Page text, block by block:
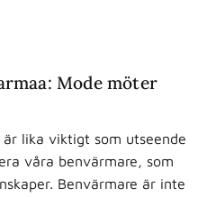
Mode möter
lika viktigt som utseende
våra benvärmare, som
Benvärmare är inte